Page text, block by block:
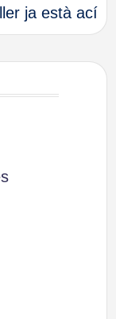
ja està ací